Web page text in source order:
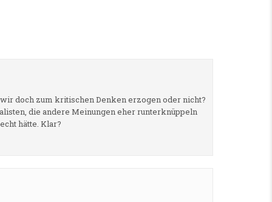
doch zum kritischen Denken erzogen oder nicht?
die andere Meinungen eher runterknüppeln
hätte. Klar?